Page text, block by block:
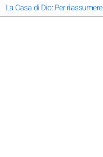
La Casa di Dio: Per riassumere